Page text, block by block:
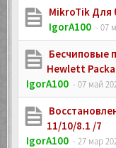
MikroTik Для
IgorA100 - 07
Бесчиповые
Hewlett
IgorA100 - 07 май
11/10/8.1 /7
IgorA100 - 27 мар